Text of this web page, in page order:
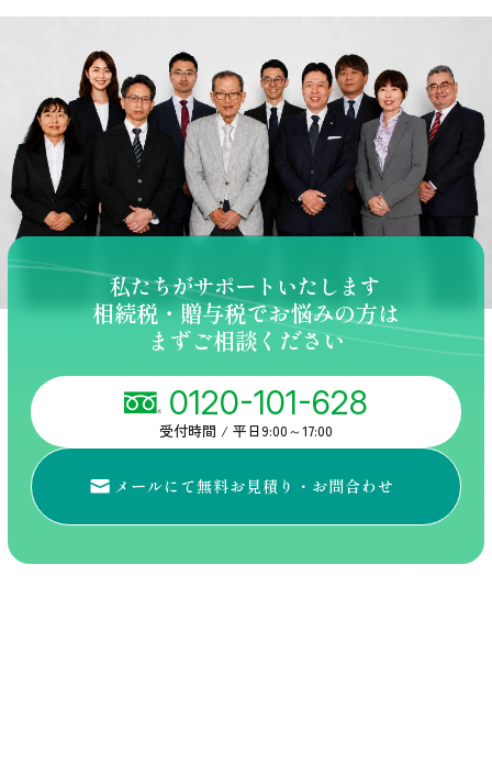
私たちがサポートいたします
相続税・贈与税でお悩みの方は
まずご相談ください
0120-101-628
受付時間 / 平日9:00～17:00
メールにて無料お見積り・ お問合わせ